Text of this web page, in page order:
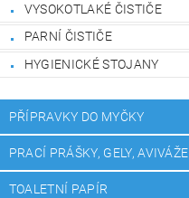
VYSOKOTLAKÉ ČISTIČE
PARNÍ ČISTIČE
HYGIENICKÉ STOJANY
PŘÍPRAVKY DO MYČKY
PRACÍ PRÁŠKY, GELY, AVIVÁŽE
TOALETNÍ PAPÍR